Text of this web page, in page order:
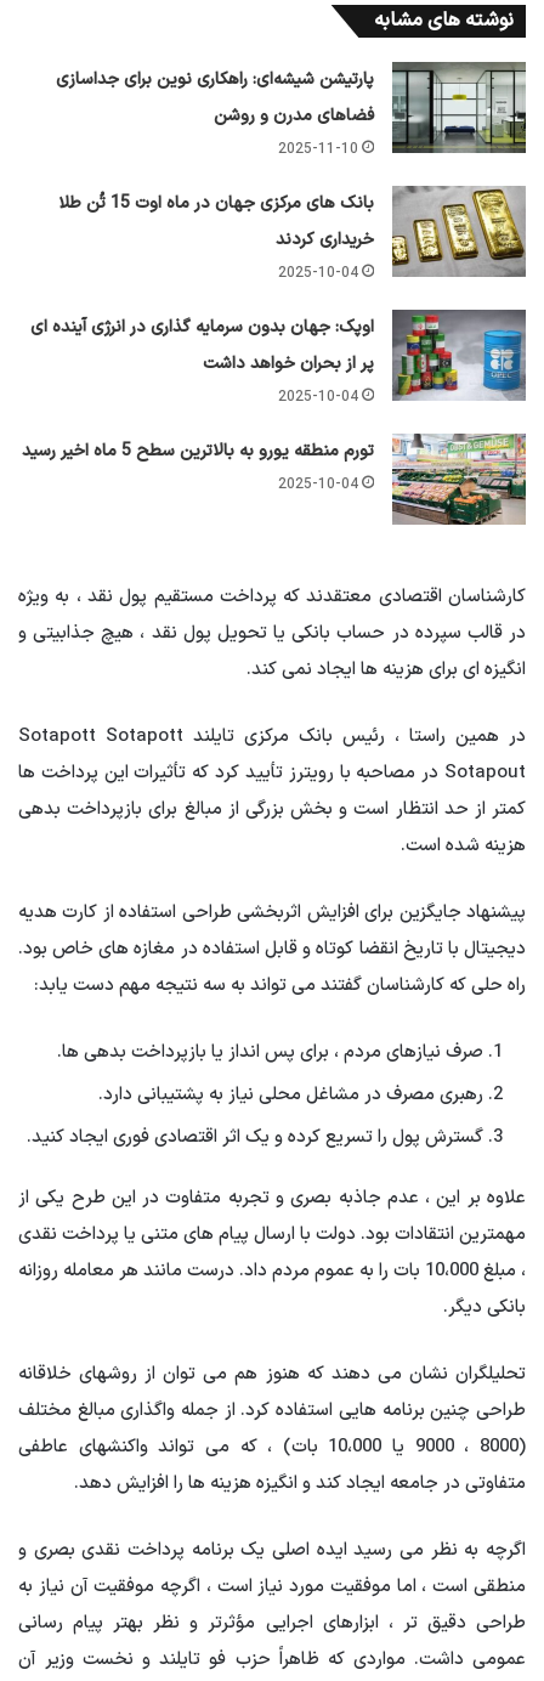
نوشته های مشابه
پارتیشن شیشه‌ای: راهکاری نوین برای جداسازی
فضاهای مدرن و روشن
2025-11-10
بانک های مرکزی جهان در ماه اوت 15 تُن طلا
خریداری کردند
2025-10-04
اوپک: جهان بدون سرمایه گذاری در انرژی آینده ای
پر از بحران خواهد داشت
2025-10-04
تورم منطقه یورو به بالاترین سطح 5 ماه اخیر رسید
2025-10-04
کارشناسان اقتصادی معتقدند که پرداخت مستقیم پول نقد ، به ویژه
در قالب سپرده در حساب بانکی یا تحویل پول نقد ، هیچ جذابیتی و
انگیزه ای برای هزینه ها ایجاد نمی کند.
در همین راستا ، رئیس بانک مرکزی تایلند Sotapott Sotapott
Sotapout در مصاحبه با رویترز تأیید کرد که تأثیرات این پرداخت ها
کمتر از حد انتظار است و بخش بزرگی از مبالغ برای بازپرداخت بدهی
هزینه شده است.
پیشنهاد جایگزین برای افزایش اثربخشی طراحی استفاده از کارت هدیه
دیجیتال با تاریخ انقضا کوتاه و قابل استفاده در مغازه های خاص بود.
راه حلی که کارشناسان گفتند می تواند به سه نتیجه مهم دست یابد:
صرف نیازهای مردم ، برای پس انداز یا بازپرداخت بدهی ها.
رهبری مصرف در مشاغل محلی نیاز به پشتیبانی دارد.
گسترش پول را تسریع کرده و یک اثر اقتصادی فوری ایجاد کنید.
علاوه بر این ، عدم جاذبه بصری و تجربه متفاوت در این طرح یکی از
مهمترین انتقادات بود. دولت با ارسال پیام های متنی یا پرداخت نقدی
، مبلغ 10،000 بات را به عموم مردم داد. درست مانند هر معامله روزانه
بانکی دیگر.
تحلیلگران نشان می دهند که هنوز هم می توان از روشهای خلاقانه
طراحی چنین برنامه هایی استفاده کرد. از جمله واگذاری مبالغ مختلف
(8000 ، 9000 یا 10،000 بات) ، که می تواند واکنشهای عاطفی
متفاوتی در جامعه ایجاد کند و انگیزه هزینه ها را افزایش دهد.
اگرچه به نظر می رسید ایده اصلی یک برنامه پرداخت نقدی بصری و
منطقی است ، اما موفقیت مورد نیاز است ، اگرچه موفقیت آن نیاز به
طراحی دقیق تر ، ابزارهای اجرایی مؤثرتر و نظر بهتر پیام رسانی
عمومی داشت. مواردی که ظاهراً حزب فو تایلند و نخست وزیر آن